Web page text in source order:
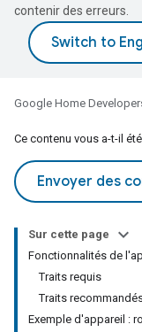
contenir des erreurs.
Google Home
Ce contenu vous a-t-il
Envoyer des
Sur cette page
Fonctionnalités de
Traits requis
Traits
Exemple d'appareil :